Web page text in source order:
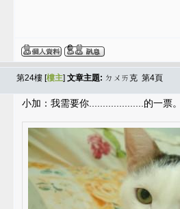
第24樓 [樓主] 文章主題: ㄉㄨㄞ克 第4頁
小加：我需要你....................的一票